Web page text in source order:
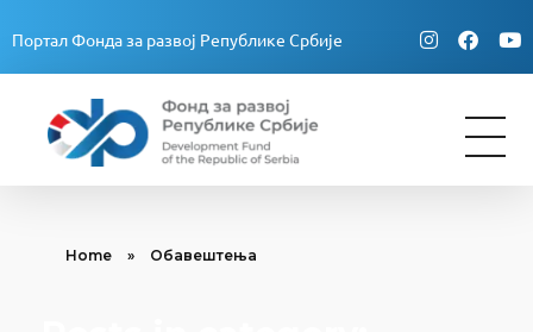
Портал Фонда за развој Републике Србије
Fond za razvoj Republike Srbije
Home » Обавештења